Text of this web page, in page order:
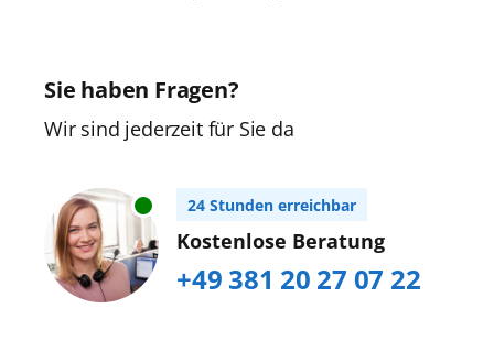
Sie haben Fragen?
Wir sind jederzeit für Sie da
24 Stunden erreichbar
Kostenlose Beratung
+49 381 20 27 07 22